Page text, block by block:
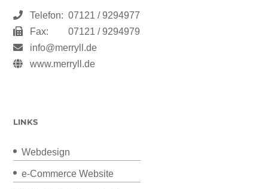
Telefon: 07121 / 9294977
Fax:
07121 / 9294979
info@merryll.de
www.merryll.de
LINKS
Webdesign
e-Commerce Website